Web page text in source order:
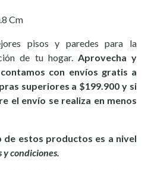
Cm
pisos y paredes para la
de tu hogar. Aprovecha y
con envíos gratis a
superiores a $199.900 y si
el envío se realiza en menos
de estos productos es a nivel
condiciones.